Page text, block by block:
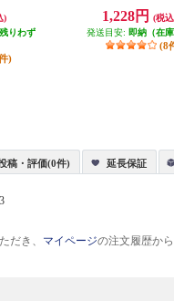
)
りわず
)
1,228円
(税
発送目安: 即納（在庫
(8
稿・評価(0件) 延長保証
だき、 マイページの注文履歴か